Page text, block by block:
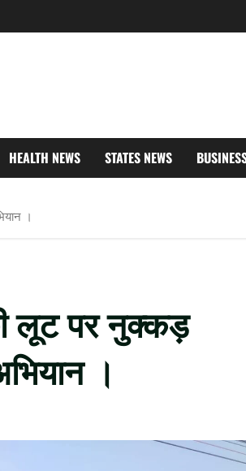
HEALTH NEWS STATES NEWS
।
लूट पर नुक्कड़
।